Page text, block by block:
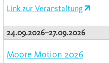
Link zur Veranstaltung
24.09.2026–27.09.2026
Moore Motion 2026